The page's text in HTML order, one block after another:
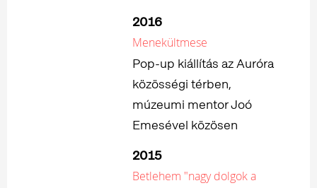
2016
Menekültmese
Pop-up kiállítás az Auróra
közösségi térben,
múzeumi mentor Joó
Emesével közösen
2015
Betlehem "nagy dolgok a